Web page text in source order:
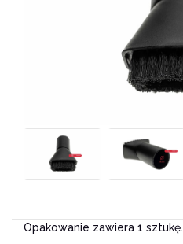
Opakowanie zawiera 1 sztukę.